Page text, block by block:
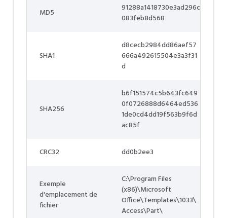
MD5
91288a1418730e3ad296c
083feb8d568
SHA1
d8cecb2984dd86aef57
666a492615504e3a3f31
d
SHA256
b6f151574c5b643fc649
0f0726888d6464ed536
1de0cd4dd19f563b9f6d
ac85f
CRC32 dd0b2ee3
Exemple
d'emplacement de
fichier
C:\Program Files
(x86)\Microsoft
Office\Templates\1033\
Access\Part\